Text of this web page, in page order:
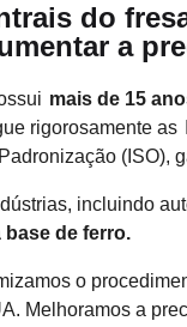
do
a
mais de 15
rigorosamente as
(ISO),
incluindo
base de ferro.
o
Melhoramos a